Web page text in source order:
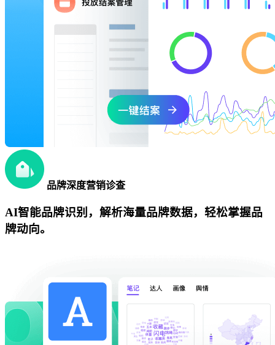
品牌深度营销诊查
AI智能品牌识别，解析海量品牌数据，轻松掌握品
牌动向。